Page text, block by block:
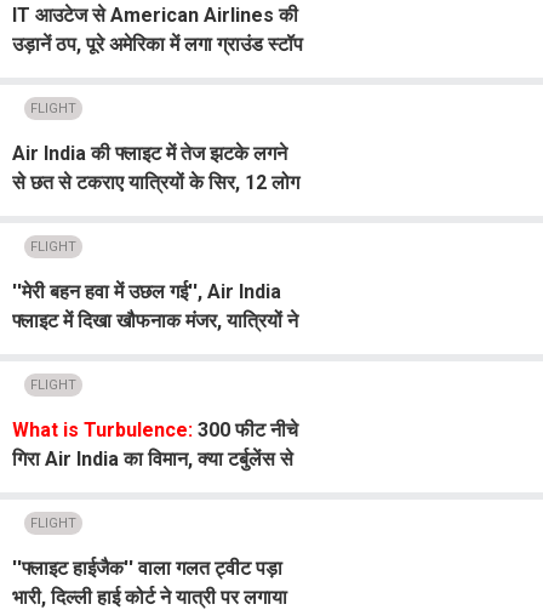
IT आउटेज से American Airlines की
उड़ानें ठप, पूरे अमेरिका में लगा ग्राउंड स्टॉप
FLIGHT
Air India की फ्लाइट में तेज झटके लगने
से छत से टकराए यात्रियों के सिर, 12 लोग
FLIGHT
''मेरी बहन हवा में उछल गई'', Air India
फ्लाइट में दिखा खौफनाक मंजर, यात्रियों ने
FLIGHT
What is Turbulence: 300 फीट नीचे
गिरा Air India का विमान, क्या टर्बुलेंस से
जानेंFLIGHT
''फ्लाइट हाईजैक'' वाला गलत ट्वीट पड़ा
भारी, दिल्ली हाई कोर्ट ने यात्री पर लगाया